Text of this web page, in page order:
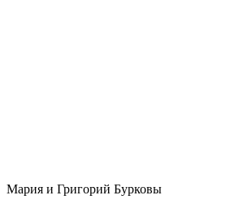
Мария и Григорий Бурковы